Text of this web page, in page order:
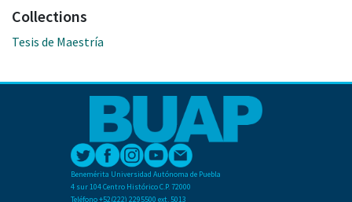
Collections
Tesis de Maestría
Benemérita Universidad Autónoma de Puebla
4 sur 104 Centro Histórico C.P. 72000
Teléfono +52(222) 2295500 ext. 5013